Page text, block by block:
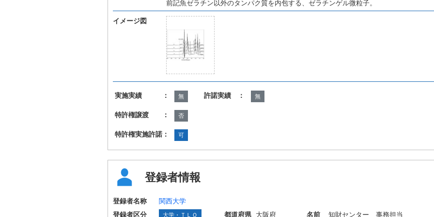
前記魚ゼラチン以外のタンパク質を内包する、ゼラチンゲル微粒子。
イメージ図
実施実績 ： 無 許諾実績 ： 無
特許権譲渡 ： 否
特許権実施許諾： 可
登録者情報
登録者名称
関西大学
登録者区分
大学・ＴＬＯ 都道府県 大阪府 名前 知財センター 事務担当